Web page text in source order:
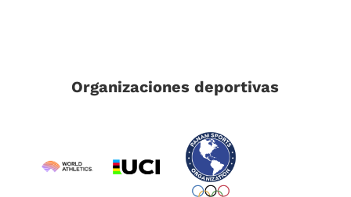
Organizaciones deportivas